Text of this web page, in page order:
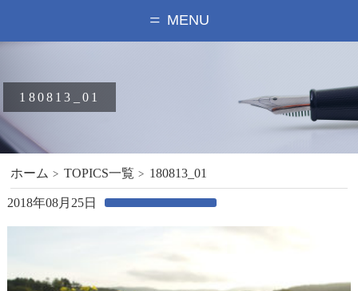
MENU
180813_01
ホーム TOPICS一覧 180813_01
2018年08月25日